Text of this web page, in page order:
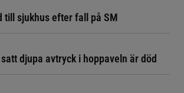
till sjukhus efter fall på SM
djupa avtryck i hoppaveln är död